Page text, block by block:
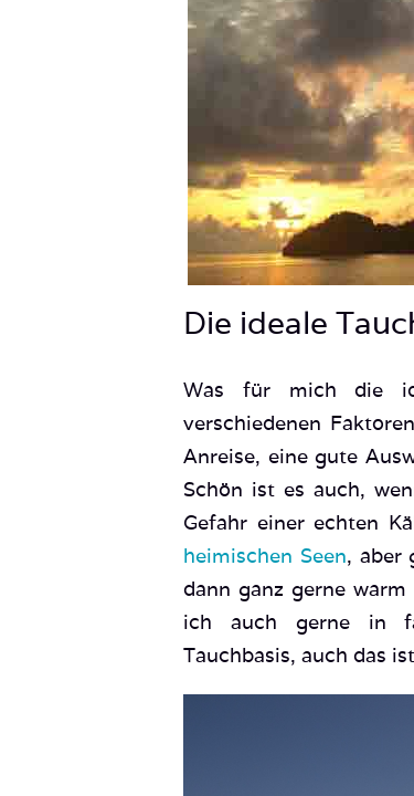
Die ideale
Was für mich die
verschiedenen
Anreise, eine gute
Schön ist es auch,
Gefahr einer echten
heimischen Seen, aber
dann ganz gerne
ich auch gerne in
Tauchbasis, auch das